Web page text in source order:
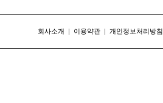
회사소개 | 이용약관 | 개인정보처리방침